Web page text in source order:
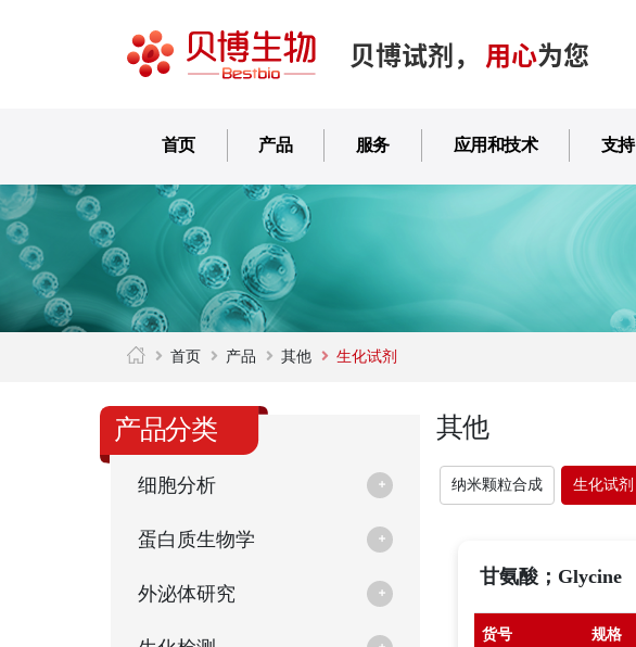
贝博试剂， 用心为您
首页 产品 服务 应用和技术 支持
首页 产品 其他 生化试剂
产品分类
细胞分析
蛋白质生物学
外泌体研究
其他
纳米颗粒合成 生化试剂
甘氨酸；Glycine
货号 规格